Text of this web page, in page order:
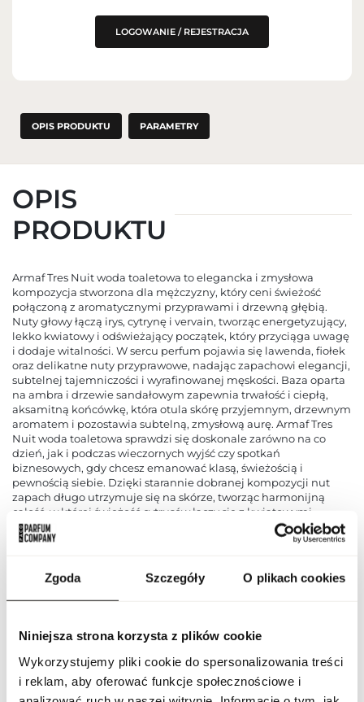
Zgoda Szczegóły O plikach cookies
Niniejsza strona korzysta z plików cookie
Wykorzystujemy pliki cookie do spersonalizowania treści
i reklam, aby oferować funkcje społecznościowe i
PODMIOT ODPOWIEDZIALNY ZA
WPROWADZENIE DO UE
LOGOWANIE / REJESTRACJA
OPIS PRODUKTU PARAMETRY
OPIS
PRODUKTU
Armaf Tres Nuit woda toaletowa to elegancka i zmysłowa
kompozycja stworzona dla mężczyzny, który ceni świeżość
połączoną z aromatycznymi przyprawami i drzewną głębią.
Nuty głowy łączą irys, cytrynę i vervain, tworząc energetyzujący,
lekko kwiatowy i odświeżający początek, który przyciąga uwagę
i dodaje witalności. W sercu perfum pojawia się lawenda, fiołek
oraz delikatne nuty przyprawowe, nadając zapachowi elegancji,
subtelnej tajemniczości i wyrafinowanej męskości. Baza oparta
na ambra i drzewie sandałowym zapewnia trwałość i ciepłą,
aksamitną końcówkę, która otula skórę przyjemnym, drzewnym
aromatem i pozostawia subtelną, zmysłową aurę. Armaf Tres
Nuit woda toaletowa sprawdzi się doskonale zarówno na co
dzień, jak i podczas wieczornych wyjść czy spotkań
biznesowych, gdy chcesz emanować klasą, świeżością i
pewnością siebie. Dzięki starannie dobranej kompozycji nut
zapach długo utrzymuje się na skórze, tworząc harmonijną
całość, w której świeżość cytrusów łączy się z kwiatowymi
akordami i drzewną głębią. Tres Nuit to idealny wybór dla
nowoczesnego mężczyzny, który pragnie pozostawić po sobie
zmysłowość w jednej wyjątkowej wodzie toaletowej.
PARAMETRY
Indeks
ARF TRES NUIT 100 ND
[1]